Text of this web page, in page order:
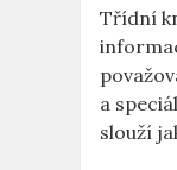
Třídní
a
slouží